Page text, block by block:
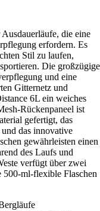
die eine
erfordern. Es
Stil zu laufen,
Die großzügige
und eine
Gitternetz und
6L ein weiches
Rückenpaneel ist
gefertigt, das
das innovative
gewährleisten einen
des Laufs und
verfügt über zwei
500-ml-flexible Flaschen